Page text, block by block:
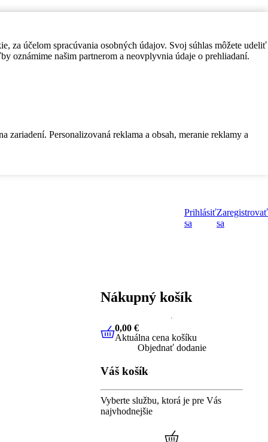
za účelom spracúvania osobných údajov. Svoj súhlas môžete udeliť
oznámime našim partnerom a neovplyvnia údaje o prehliadaní.
Personalizovaná reklama a obsah, meranie reklamy a
Prihlásiť
sa
Zaregistrovať
sa
Nákupný košík
0,00 €Aktuálna cena košíku
0,00 €
Aktuálna cena košíku
Objednať dodanie
Váš košík
Vyberte službu, ktorá je pre Vás
najvhodnejšie